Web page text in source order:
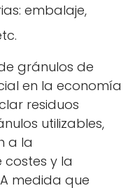
embalaje,
gránulos de
en la economía
residuos
utilizables,
a la
costes y la
medida que